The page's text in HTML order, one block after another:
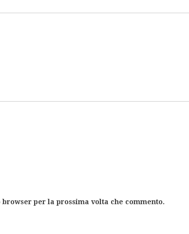
per la prossima volta che commento.